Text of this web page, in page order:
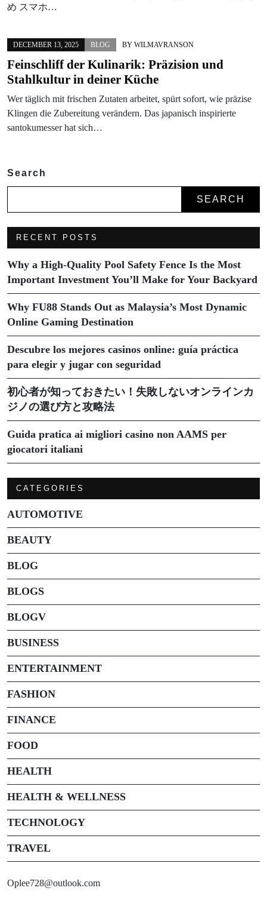
め スマホ…
DECEMBER 13, 2025 BLOG BY WILMAVRANSON
Feinschliff der Kulinarik: Präzision und
Stahlkultur in deiner Küche
Wer täglich mit frischen Zutaten arbeitet, spürt sofort, wie präzise
Klingen die Zubereitung verändern. Das japanisch inspirierte
santokumesser hat sich…
Search
SEARCH
RECENT POSTS
Why a High-Quality Pool Safety Fence Is the Most
Important Investment You’ll Make for Your Backyard
Why FU88 Stands Out as Malaysia’s Most Dynamic
Online Gaming Destination
Descubre los mejores casinos online: guía práctica
para elegir y jugar con seguridad
初心者が知っておきたい！失敗しないオンラインカ
ジノの選び方と攻略法
Guida pratica ai migliori casino non AAMS per
giocatori italiani
CATEGORIES
AUTOMOTIVE
BEAUTY
BLOG
BLOGS
BLOGV
BUSINESS
ENTERTAINMENT
FASHION
FINANCE
FOOD
HEALTH
HEALTH & WELLNESS
TECHNOLOGY
TRAVEL
Oplee728@outlook.com